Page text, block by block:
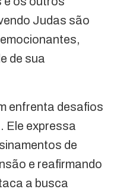
Judas são
de sua
enfrenta desafios
Ele expressa
de
e reafirmando
a busca